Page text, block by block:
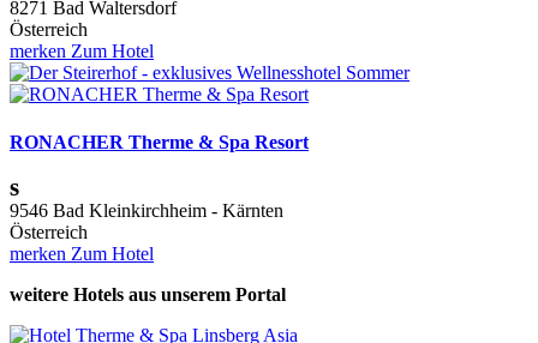
8271 Bad Waltersdorf
Österreich
merken Zum Hotel
RONACHER Therme & Spa Resort
s
9546 Bad Kleinkirchheim - Kärnten
Österreich
merken Zum Hotel
weitere Hotels aus unserem Portal